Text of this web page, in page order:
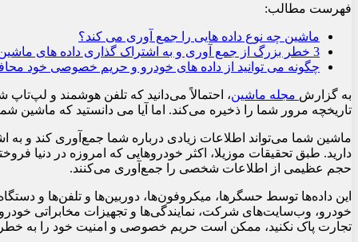
فهرست مطالب:
ماشین چه نوع داده هایی را جمع آوری می کند؟
3 خطر بزرگ از جمع آوری و به اشتراک گذاری داده های ماشین شما
چگونه می توانید از داده های خودرو و حریم خصوصی خود
به گزارش مجله ماشین، احتمالاً می‌دانید که تلفن هوشمند و
تاریخچه مرور شما را ذخیره می‌کند. اما آیا می دانستید که ماشین
ماشین شما می‌تواند اطلاعات زیادی درباره شما جمع‌آوری کند و به
دارید. طبق تحقیقات موزیلا، اکثر خودروهایی که امروزه در
حجم عظیمی از اطلاعات شخصی را جمع‌آوری می‌کنند.
این داده‌ها توسط حسگرها، میکروفون‌ها، دوربین‌ها و تلفن‌ها و
خودرو، وب‌سایت‌های شرکت، نمایندگی‌ها و تجهیزات مخابراتی
تجارت پاک نکنید، ممکن است حریم خصوصی و امنیت خود را به خطر